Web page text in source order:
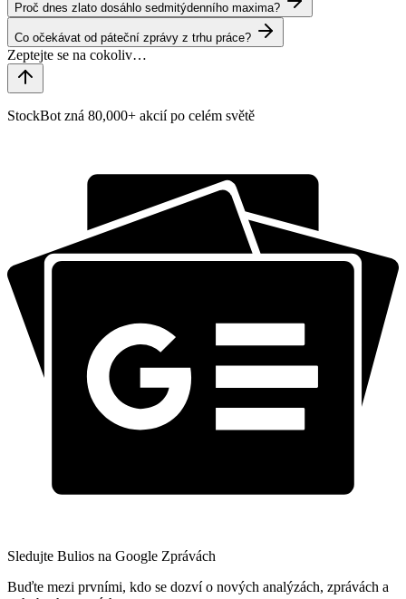
Proč dnes zlato dosáhlo sedmitýdenního maxima?
Co očekávat od páteční zprávy z trhu práce?
StockBot zná 80,000+ akcií po celém světě
Sledujte Bulios na Google Zprávách
Buďte mezi prvními, kdo se dozví o nových analýzách, zprávách a